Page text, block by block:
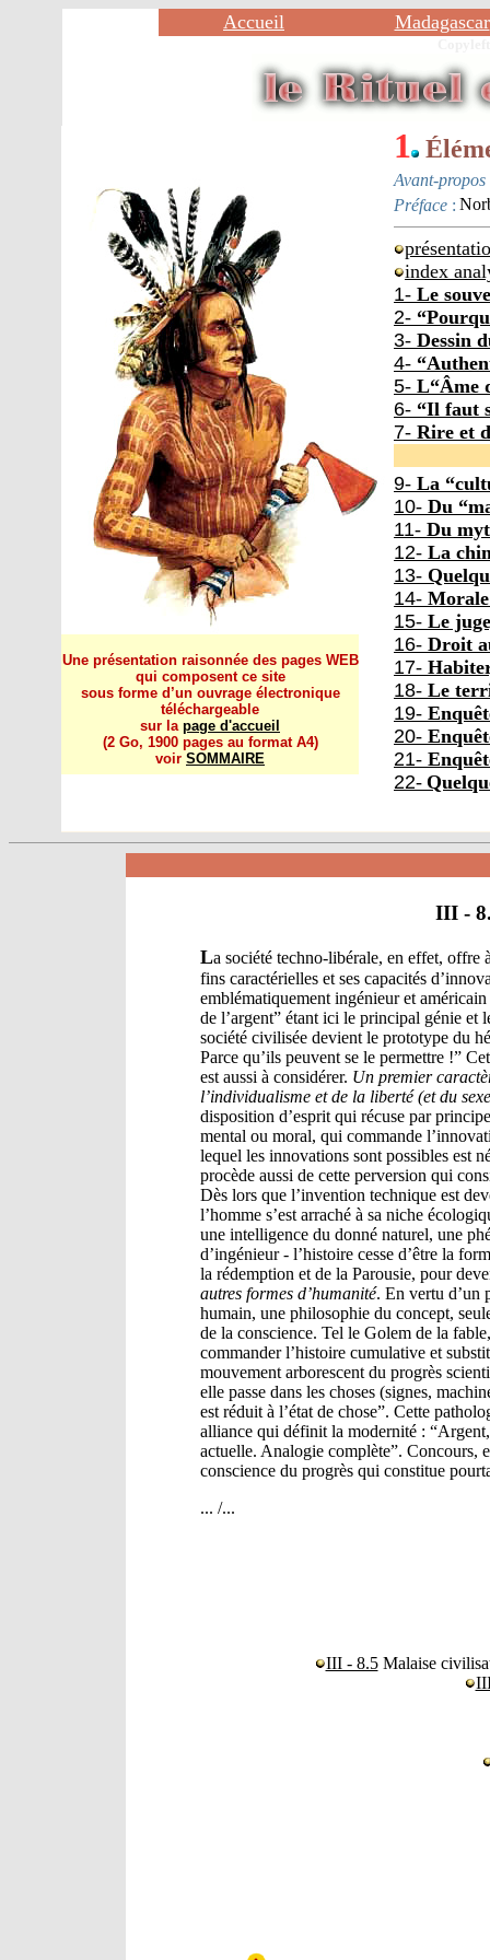
Accueil Madagascar
1
Avant-propos
Préface :
index
1- Le
2-
3- Dessin
4-
5- L“Âme
6- “Il faut
7- Rire et
9- La
10- Du
11- Du
12- La
13-
14-
15- Le
16- Droit
17-
18- Le
19-
20-
21-
22-
Une présentation raisonnée des pages WEB
qui composent ce site
sous forme d’un ouvrage électronique
téléchargeable
sur la page d'accueil
(2 Go, 1900 pages au format A4)
voir SOMMAIRE
III -
La société techno-libérale, en effet, offre
fins caractérielles et ses capacités
emblématiquement ingénieur et
de l’argent” étant ici le principal génie et
société civilisée devient le prototype du
Parce qu’ils peuvent se le permettre !”
est aussi à considérer. Un premier
l’individualisme et de la liberté (et du
disposition d’esprit qui récuse par
mental ou moral, qui commande
lequel les innovations sont possibles est
procède aussi de cette perversion qui
Dès lors que l’invention technique est
l’homme s’est arraché à sa niche
une intelligence du donné naturel, une
d’ingénieur - l’histoire cesse d’être la
la rédemption et de la Parousie, pour
autres formes d’humanité. En vertu d’un
humain, une philosophie du concept,
de la conscience. Tel le Golem de la
commander l’histoire cumulative et
mouvement arborescent du progrès
elle passe dans les choses (signes,
est réduit à l’état de chose”. Cette
alliance qui définit la modernité :
actuelle. Analogie complète”. Concours,
conscience du progrès qui constitue
... /...
III - 8.5Malaise